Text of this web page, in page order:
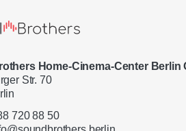
Home-Cinema-Center Berlin
Str. 70
720 88 50